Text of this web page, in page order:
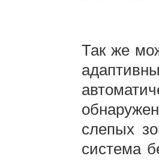
Так же
слепых
система